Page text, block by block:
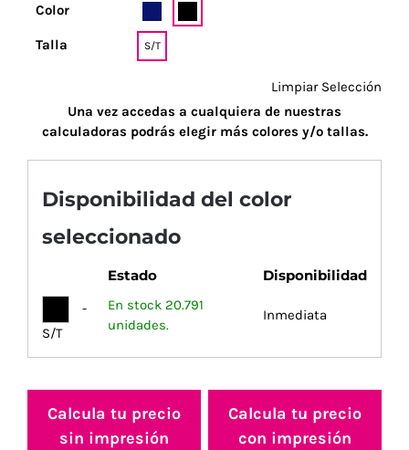
Color
Talla S/T
Limpiar Selección
Una vez accedas a cualquiera de nuestras
calculadoras podrás elegir más colores y/o tallas.
Disponibilidad del color
seleccionado
Estado Disponibilidad
-
S/T
En stock 20.791
unidades.
Inmediata
Calcula tu precio
sin impresión
Calcula tu precio
con impresión